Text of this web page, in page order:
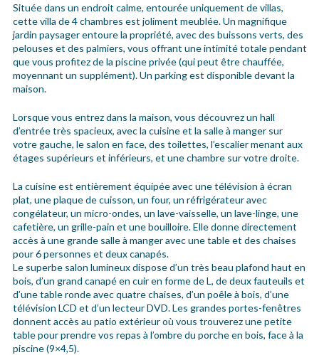
Située dans un endroit calme, entourée uniquement de villas,
cette villa de 4 chambres est joliment meublée. Un magnifique
jardin paysager entoure la propriété, avec des buissons verts, des
pelouses et des palmiers, vous offrant une intimité totale pendant
que vous profitez de la piscine privée (qui peut être chauffée,
moyennant un supplément). Un parking est disponible devant la
maison.
Lorsque vous entrez dans la maison, vous découvrez un hall
d’entrée très spacieux, avec la cuisine et la salle à manger sur
votre gauche, le salon en face, des toilettes, l’escalier menant aux
étages supérieurs et inférieurs, et une chambre sur votre droite.
La cuisine est entièrement équipée avec une télévision à écran
plat, une plaque de cuisson, un four, un réfrigérateur avec
congélateur, un micro-ondes, un lave-vaisselle, un lave-linge, une
cafetière, un grille-pain et une bouilloire. Elle donne directement
accès à une grande salle à manger avec une table et des chaises
pour 6 personnes et deux canapés.
Le superbe salon lumineux dispose d’un très beau plafond haut en
bois, d’un grand canapé en cuir en forme de L, de deux fauteuils et
d’une table ronde avec quatre chaises, d’un poêle à bois, d’une
télévision LCD et d’un lecteur DVD. Les grandes portes-fenêtres
donnent accès au patio extérieur où vous trouverez une petite
table pour prendre vos repas à l’ombre du porche en bois, face à la
piscine (9×4,5).